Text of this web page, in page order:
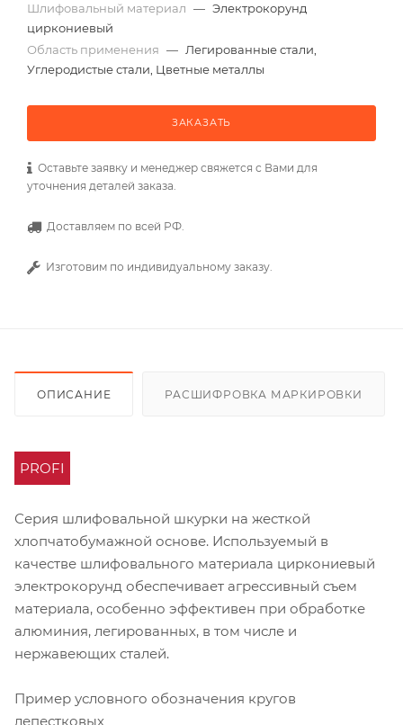
Шлифовальный материал — Электрокорунд
циркониевый
Область применения — Легированные стали,
Углеродистые стали, Цветные металлы
ЗАКАЗАТЬ
Оставьте заявку и менеджер свяжется с Вами для
уточнения деталей заказа.
Доставляем по всей РФ.
Изготовим по индивидуальному заказу.
ОПИСАНИЕ РАСШИФРОВКА МАРКИРОВКИ
PROFI
Серия шлифовальной шкурки на жесткой
хлопчатобумажной основе. Используемый в
качестве шлифовального материала циркониевый
электрокорунд обеспечивает агрессивный съем
материала, особенно эффективен при обработке
алюминия, легированных, в том числе и
нержавеющих сталей.
Пример условного обозначения кругов
лепестковых